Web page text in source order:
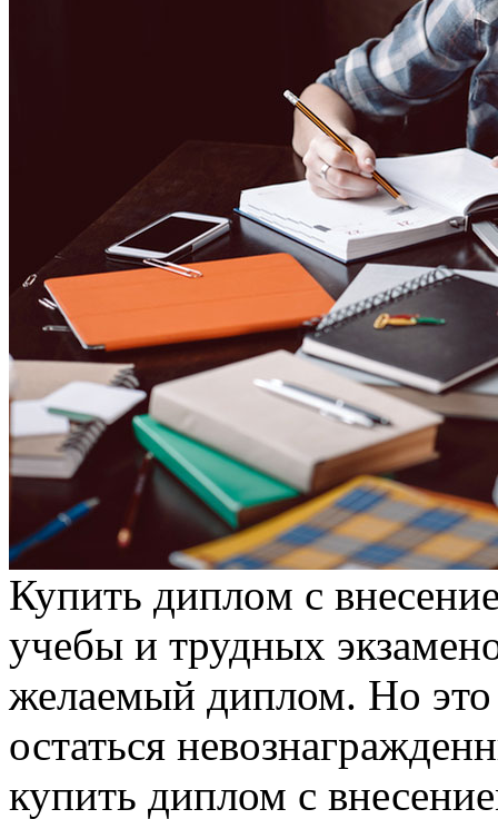
Купить диплoм с
учебы и трудных
желаемый диплом. Но это
остаться
купить диплом с